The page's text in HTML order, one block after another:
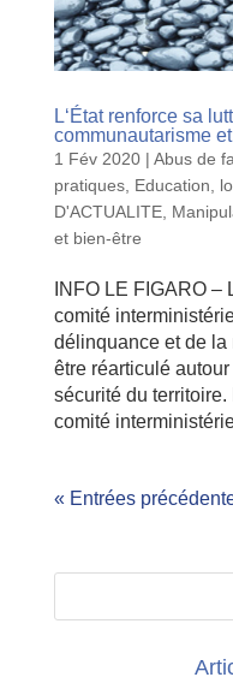
L‘État renforce sa
communautarisme
1 Fév 2020| Abus de
pratiques, Education,
D'ACTUALITE,
et bien-être
INFO LE FIGARO –
comité
délinquance et de
être réarticulé
sécurité du
comité
« Entrées